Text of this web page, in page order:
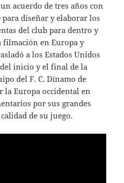
acuerdo de tres años con
para diseñar y elaborar los
del club para dentro y
filmación en Europa y
a los Estados Unidos
inicio y el final de la
del F. C. Dínamo de
la Europa occidental en
por sus grandes
de su juego.